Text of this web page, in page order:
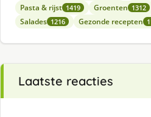
Pasta & rijst 1419 Groenten 1312
Salades 1216 Gezonde recepten
Laatste reacties